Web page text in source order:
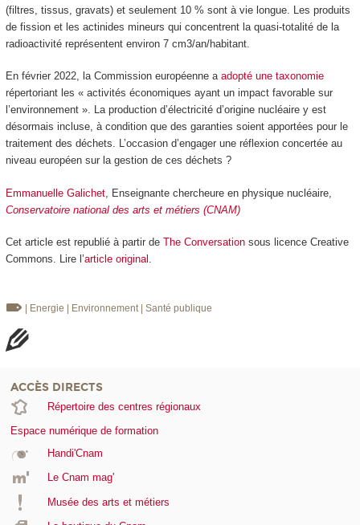
(filtres, tissus, gravats) et seulement 10 % sont à vie longue. Les produits
de fission et les actinides mineurs qui concentrent la quasi-totalité de la
radioactivité représentent environ 7 cm3/an/habitant.
En février 2022, la Commission européenne a adopté une taxonomie
répertoriant les « activités économiques ayant un impact favorable sur
l’environnement ». La production d’électricité d’origine nucléaire y est
désormais incluse, à condition que des garanties soient apportées pour le
traitement des déchets. L’occasion d’engager une réflexion concertée au
niveau européen sur la gestion de ces déchets ?
Emmanuelle Galichet, Enseignante chercheure en physique nucléaire,
Conservatoire national des arts et métiers (CNAM)
Cet article est republié à partir de The Conversationsous licence Creative
Commons. Lire l’article original .
| Energie | Environnement | Santé publique
ACCÈS DIRECTS
Répertoire des centres régionaux
Espace numérique de formation
Handi'Cnam
Le Cnam mag'
Musée des arts et métiers